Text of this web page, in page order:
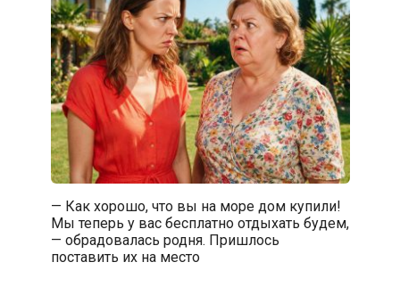
— Как хорошо, что вы на море дом купили!
Мы теперь у вас бесплатно отдыхать будем,
— обрадовалась родня. Пришлось
поставить их на место